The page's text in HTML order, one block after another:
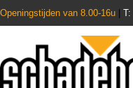
Openingstijden van 8.00-16u T: